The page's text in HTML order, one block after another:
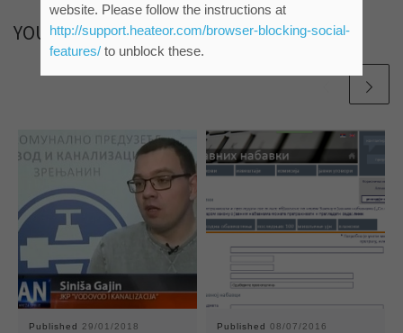
YOU MAY ALSO LIKE
Published 29/01/2018 Published 08/07/2016
website. Please follow the instructions at
http://support.heateor.com/browser-blocking-social-
features/to unblock these.